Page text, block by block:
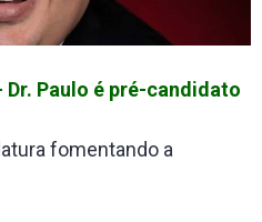
Paulo é pré-candidato
fomentando a